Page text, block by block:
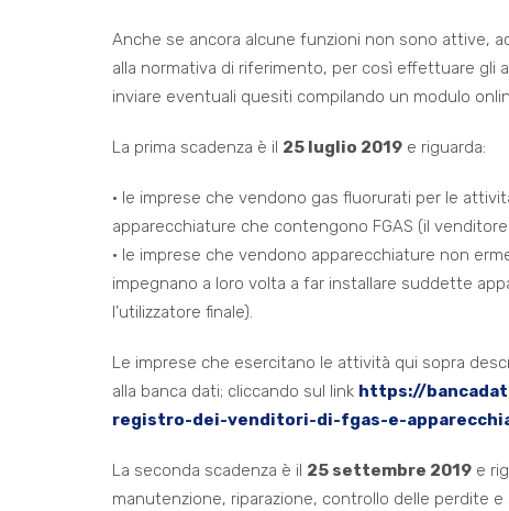
Anche se ancora alcune funzioni non sono attive,
alla normativa di riferimento, per così effettuare gli
inviare eventuali quesiti compilando un modulo
La prima scadenza è il 25 luglio 2019 e riguarda:
• le imprese che vendono gas fluorurati per le
apparecchiature che contengono FGAS (il
• le imprese che vendono apparecchiature non
impegnano a loro volta a far installare suddette
l’utilizzatore finale).
Le imprese che esercitano le attività qui sopra
alla banca dati; cliccando sul link https://
registro-dei-venditori-di-fgas-e-
La seconda scadenza è il 25 settembre 2019 e
manutenzione, riparazione, controllo delle perdite